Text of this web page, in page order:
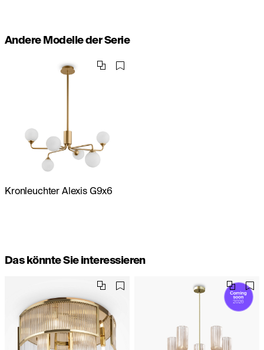
Andere Modelle der Serie
Kronleuchter Alexis G9x6
Das könnte Sie interessieren